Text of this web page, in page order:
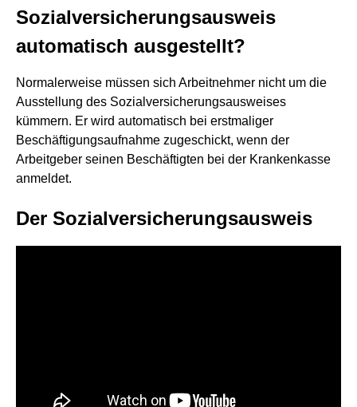
Sozialversicherungsausweis
automatisch ausgestellt?
Normalerweise müssen sich Arbeitnehmer nicht um die
Ausstellung des Sozialversicherungsausweises
kümmern. Er wird automatisch bei erstmaliger
Beschäftigungsaufnahme zugeschickt, wenn der
Arbeitgeber seinen Beschäftigten bei der Krankenkasse
anmeldet.
Der Sozialversicherungsausweis